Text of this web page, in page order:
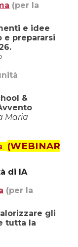
(per la
e idee
prepararsi
&
Maria
(WEBINAR
di IA
(per la
gli
tutta la